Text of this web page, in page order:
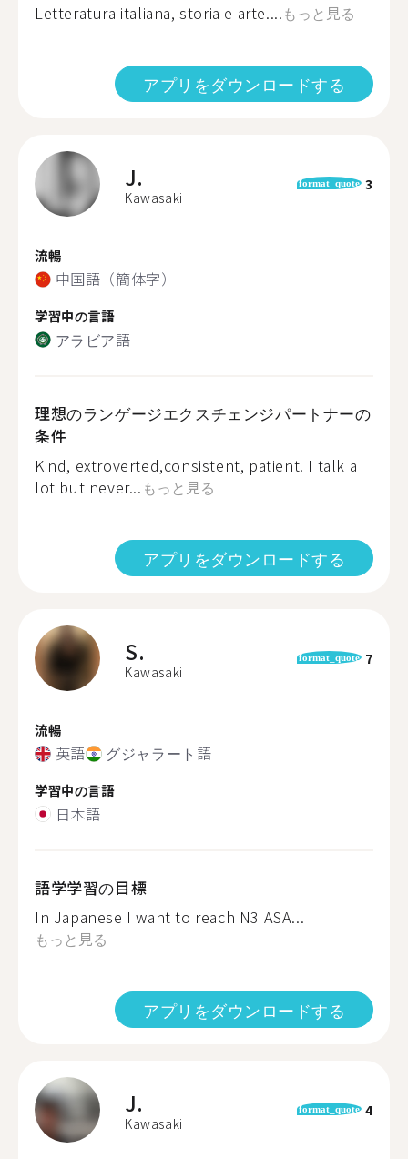
Letteratura italiana, storia e arte....もっと見る
アプリをダウンロードする
J.
Kawasaki
format_quote 3
流暢
中国語（簡体字）
学習中の言語
アラビア語
理想のランゲージエクスチェンジパートナーの
条件
Kind, extroverted,consistent, patient. I talk a
lot but never... もっと見る
アプリをダウンロードする
S.
Kawasaki
format_quote 7
流暢
英語 グジャラート語
学習中の言語
日本語
語学学習の目標
In Japanese I want to reach N3 ASA...
もっと見る
アプリをダウンロードする
J.
Kawasaki
format_quote 4